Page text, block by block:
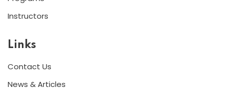
Instructors
Links
Contact Us
News & Articles